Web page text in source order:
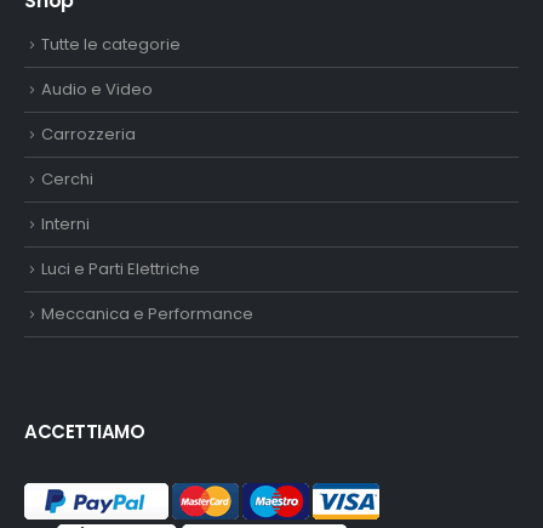
Tutte le categorie
Audio e Video
Carrozzeria
Cerchi
Interni
Luci e Parti Elettriche
Meccanica e Performance
ACCETTIAMO